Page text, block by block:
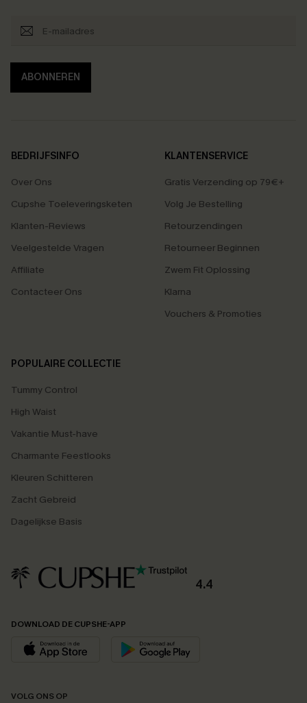
ABONNEREN
BEDRIJFSINFO
Over Ons
Cupshe Toeleveringsketen
Klanten-Reviews
Veelgestelde Vragen
Affiliate
Contacteer Ons
KLANTENSERVICE
Gratis Verzending op 79€+
Volg Je Bestelling
Retourzendingen
Retourneer Beginnen
Zwem Fit Oplossing
Klarna
Vouchers & Promoties
POPULAIRE COLLECTIE
Tummy Control
High Waist
Vakantie Must-have
Charmante Feestlooks
Kleuren Schitteren
Zacht Gebreid
Dagelijkse Basis
4.4
DOWNLOAD DE CUPSHE-APP
VOLG ONS OP